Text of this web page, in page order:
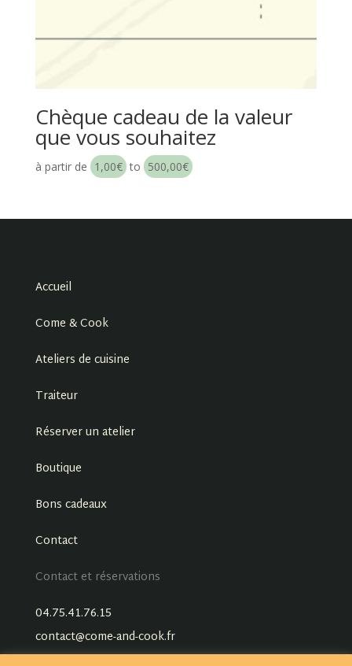
Chèque cadeau de la valeur
que vous souhaitez
à partir de 1,00€ to 500,00€
Accueil
Come & Cook
Ateliers de cuisine
Traiteur
Réserver un atelier
Boutique
Bons cadeaux
Contact
Contact et réservations
04.75.41.76.15
contact@come-and-cook.fr